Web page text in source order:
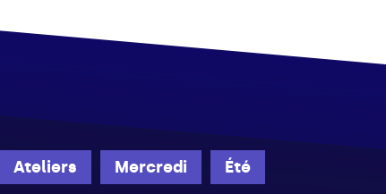
Ateliers Mercredi Été